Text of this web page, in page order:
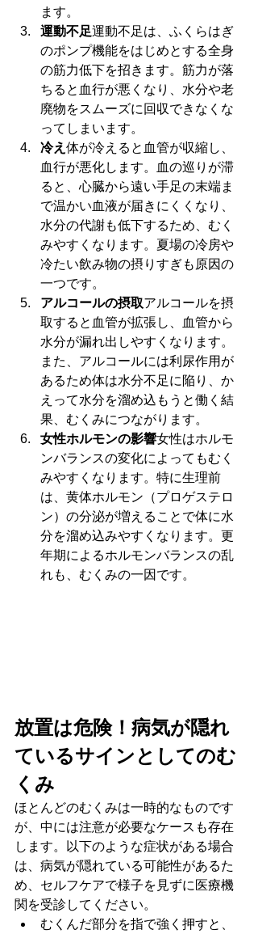
ます。
運動不足運動不足は、ふくらはぎ
のポンプ機能をはじめとする全身
の筋力低下を招きます。筋力が落
ちると血行が悪くなり、水分や老
廃物をスムーズに回収できなくな
ってしまいます。
冷え 体が冷えると血管が収縮し、
血行が悪化します。血の巡りが滞
ると、心臓から遠い手足の末端ま
で温かい血液が届きにくくなり、
水分の代謝も低下するため、むく
みやすくなります。夏場の冷房や
冷たい飲み物の摂りすぎも原因の
一つです。
アルコールの摂取アルコールを摂
取すると血管が拡張し、血管から
水分が漏れ出しやすくなります。
また、アルコールには利尿作用が
あるため体は水分不足に陥り、か
えって水分を溜め込もうと働く結
果、むくみにつながります。
女性ホルモンの影響女性はホルモ
ンバランスの変化によってもむく
みやすくなります。特に生理前
は、黄体ホルモン（プロゲステロ
ン）の分泌が増えることで体に水
分を溜め込みやすくなります。更
年期によるホルモンバランスの乱
れも、むくみの一因です。
放置は危険！病気が隠れ
ているサインとしてのむ
くみ
ほとんどのむくみは一時的なものです
が、中には注意が必要なケースも存在
します。以下のような症状がある場合
は、病気が隠れている可能性があるた
め、セルフケアで様子を見ずに医療機
関を受診してください。
むくんだ部分を指で強く押すと、